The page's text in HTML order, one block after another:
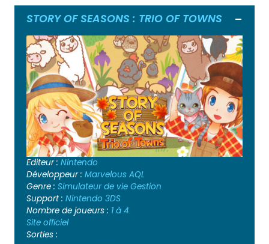
STORY OF SEASONS : TRIO OF TOWNS
Editeur : Nintendo
Développeur : Marvelous AQL
Genre : Simulateur de vie Gestion
Support : Nintendo 3DS
Nombre de joueurs : 1 à 4
Site officiel
Sorties :